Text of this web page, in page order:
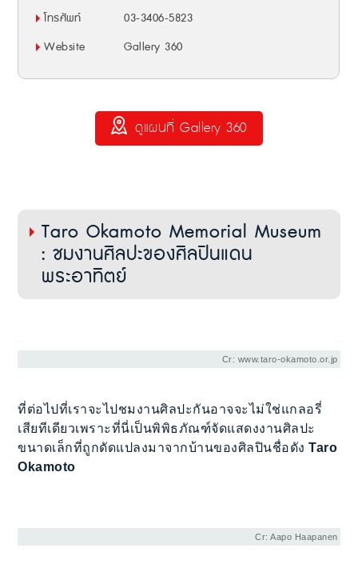
โทรศัพท์
03-3406-5823
Website
Gallery 360
ดูแผนที่ Gallery 360
Taro Okamoto Memorial Museum
: ชมงานศิลปะของศิลปินแดน
พระอาทิตย์
Cr: www.taro-okamoto.or.jp
ที่ต่อไปที่เราจะไปชมงานศิลปะกันอาจจะไม่ใช่แกลอรี่
เสียทีเดียวเพราะที่นี่เป็นพิพิธภัณฑ์จัดแสดงงานศิลปะ
ขนาดเล็กที่ถูกดัดแปลงมาจากบ้านของศิลปินชื่อดังTaro
Okamoto
Cr: Aapo Haapanen